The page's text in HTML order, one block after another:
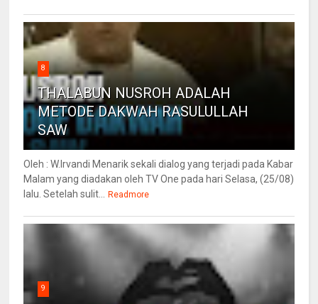
8
THALABUN NUSROH ADALAH
METODE DAKWAH RASULULLAH
SAW
Oleh : W.Irvandi Menarik sekali dialog yang terjadi pada Kabar
Malam yang diadakan oleh TV One pada hari Selasa, (25/08)
lalu. Setelah sulit... Readmore
9